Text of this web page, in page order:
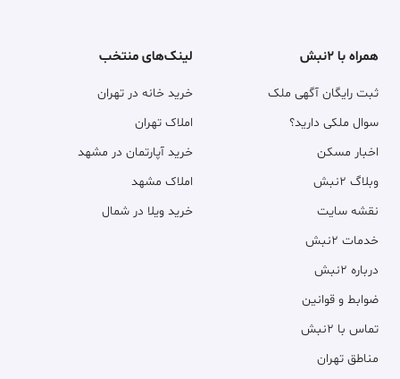
همراه با ۲نبش
ثبت رایگان آگهی ملک
سوال ملکی دارید؟
اخبار مسکن
وبلاگ ۲نبش
نقشه سایت
خدمات ۲نبش
درباره ۲نبش
ضوابط و قوانین
تماس با ۲نبش
مناطق تهران
لینک‌های منتخب
خرید خانه در تهران
املاک تهران
خرید آپارتمان در مشهد
املاک مشهد
خرید ویلا در شمال